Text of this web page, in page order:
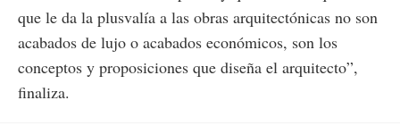
que le da la plusvalía a las obras arquitectónicas no son
acabados de lujo o acabados económicos, son los
conceptos y proposiciones que diseña el arquitecto”,
finaliza.